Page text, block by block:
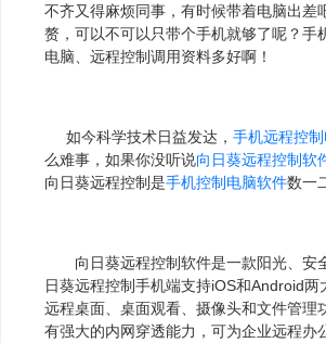
不齐又得麻烦同事，有时候带着电脑出差
赘，可以不可以只带个手机就够了呢？手
电脑、远程控制调用资料多好啊！
如今科学技术日益发达， 手机远程控
么难事，如果你没听说向日葵远程控制软
向日葵远程控制是手机控制电脑软件数一
向日葵远程控制软件是一款阳光、安
日葵远程控制手机端支持iOS和Android两
远程桌面、桌面观看、摄像头和文件管理
有强大的内网穿透能力，可为企业远程办